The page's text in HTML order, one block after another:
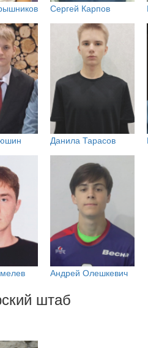
Сергей Карпов
Данила Тарасов
Андрей Олешкевич
штаб